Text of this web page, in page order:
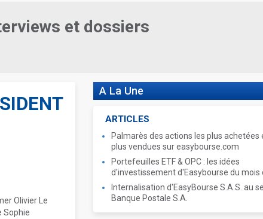
et dossiers
Olivier Le
Sophie
A La Une
ARTICLES
Palmarès des actions les plus achetées
plus vendues sur easybourse.com
Portefeuilles ETF & OPC : les idées
d'investissement d'Easybourse du mois
Internalisation d'EasyBourse S.A.S. au
Banque Postale S.A.